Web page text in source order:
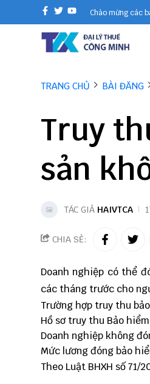
Chào mừng các
TRANG CHỦ BÀI ĐĂNG
Truy
sản
TÁC GIẢ HAIVTCA
CHIA SẺ:
Doanh nghiệp có thể
các tháng trước cho
Trường hợp truy thu
Hồ sơ truy thu Bảo
Doanh nghiệp không
Mức lương đóng bảo
Theo Luật BHXH số